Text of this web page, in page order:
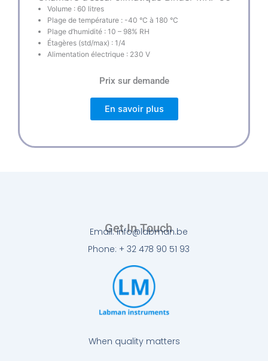
Volume : 60 litres
Plage de température : -40 °C à 180 °C
Plage d’humidité : 10 – 98% RH
Étagères (std/max) : 1/4
Alimentation électrique : 230 V
Prix sur demande
En savoir plus
When quality matters
Get In Touch
Email: info@labman.be
Phone: + 32 478 90 51 93